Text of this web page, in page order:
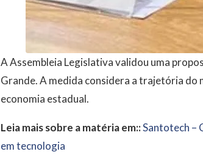
A Assembleia Legislativa validou uma
Grande. A medida considera a trajetória do
economia estadual.
Leia mais sobre a matéria em::Santotech –
em tecnologia